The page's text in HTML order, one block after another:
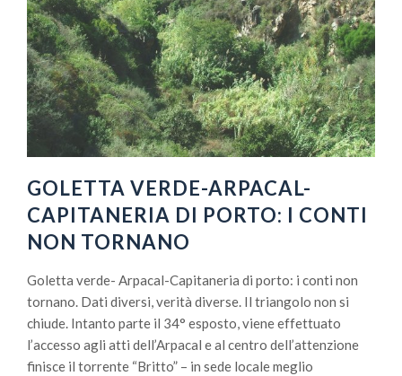
GOLETTA VERDE-ARPACAL-
CAPITANERIA DI PORTO: I CONTI
NON TORNANO
Goletta verde- Arpacal-Capitaneria di porto: i conti non
tornano. Dati diversi, verità diverse. Il triangolo non si
chiude. Intanto parte il 34° esposto, viene effettuato
l’accesso agli atti dell’Arpacal e al centro dell’attenzione
finisce il torrente “Britto” – in sede locale meglio